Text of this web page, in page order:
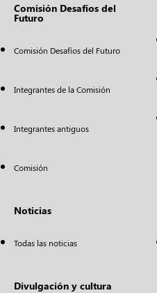
Comisión Desafíos del
Futuro
Comisión Desafíos del Futuro
Integrantes de la Comisión
Integrantes antiguos
Comisión
Noticias
Todas las noticias
Divulgación y cultura